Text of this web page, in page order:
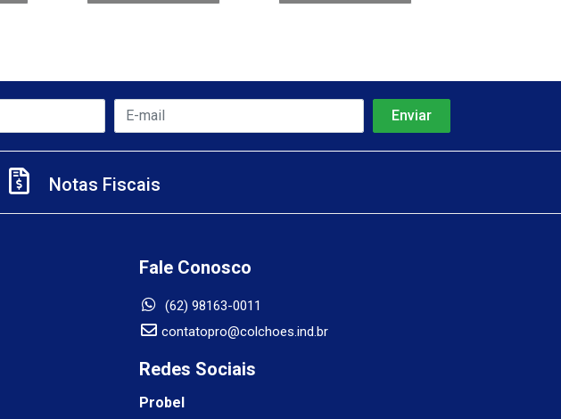
Notas Fiscais
Fale Conosco
(62) 98163-0011
contatopro@colchoes.ind.br
Redes Sociais
Probel